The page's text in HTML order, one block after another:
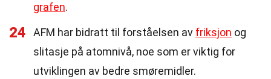
grafen.
24 AFM har bidratt til forståelsen av friksjon og
slitasje på atomnivå, noe som er viktig for
utviklingen av bedre smøremidler.